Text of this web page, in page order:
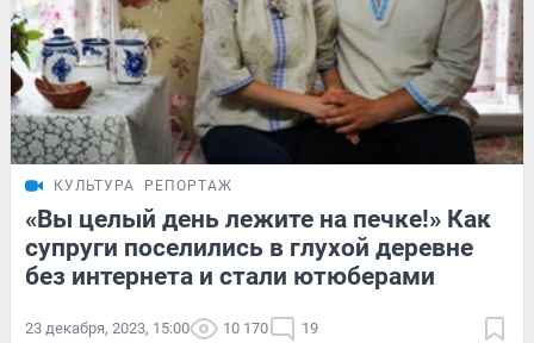
КУЛЬТУРА РЕПОРТАЖ
«Вы целый день лежите на печке!» Как
супруги поселились в глухой деревне
без интернета и стали ютюберами
23 декабря, 2023, 15:00 10 170 19